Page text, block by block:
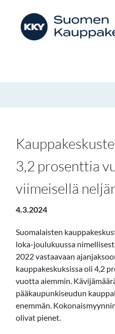
3,2 prosenttia
viimeisellä
4.3.2024
Suomalaisten
loka-joulukuussa
2022 vastaavaan
kauppakeskuksissa oli 4,2
vuotta aiemmin.
pääkaupunkiseudun
enemmän.
olivat pienet.